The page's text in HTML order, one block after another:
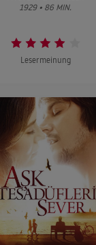
1929 • 86 MIN.
Lesermeinung